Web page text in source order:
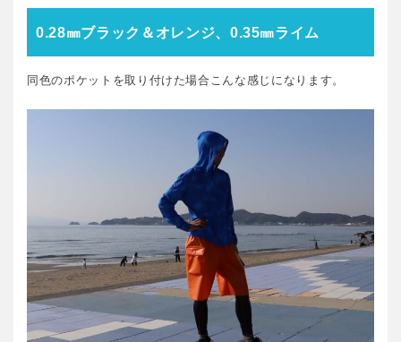
0.28㎜ブラック＆オレンジ、0.35㎜ライム
同色のポケットを取り付けた場合こんな感じになります。